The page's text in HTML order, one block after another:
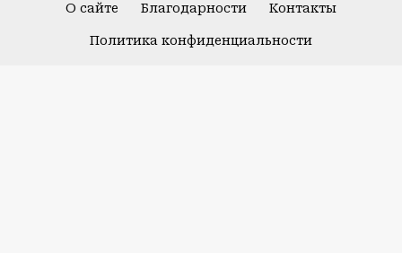
О сайте Благодарности Контакты
Политика конфиденциальности